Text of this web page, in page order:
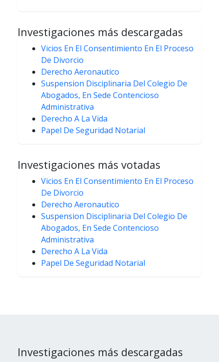
Investigaciones más descargadas
Vicios En El Consentimiento En El Proceso
De Divorcio
Derecho Aeronautico
Suspension Disciplinaria Del Colegio De
Abogados, En Sede Contencioso
Administrativa
Derecho A La Vida
Papel De Seguridad Notarial
Investigaciones más votadas
Vicios En El Consentimiento En El Proceso
De Divorcio
Derecho Aeronautico
Suspension Disciplinaria Del Colegio De
Abogados, En Sede Contencioso
Administrativa
Derecho A La Vida
Papel De Seguridad Notarial
Investigaciones más descargadas